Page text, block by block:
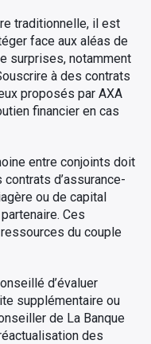
traditionnelle, il est
face aux aléas de
surprises, notamment
à des contrats
proposés par AXA
financier en cas
entre conjoints doit
d’assurance-
ou de capital
Ces
du couple
d’évaluer
supplémentaire ou
de La Banque
des